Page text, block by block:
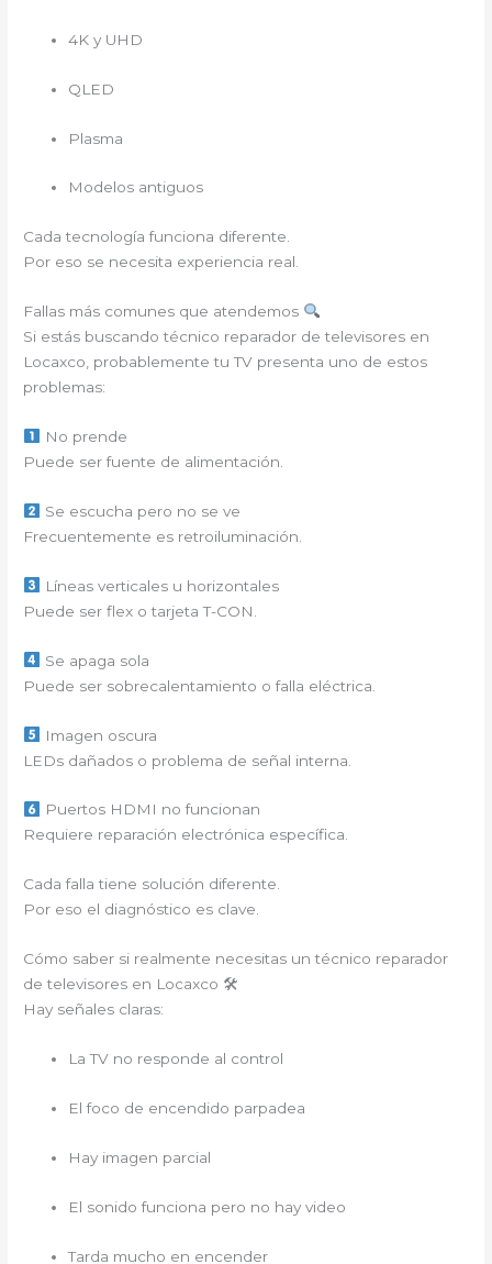
4K y UHD
QLED
Plasma
Modelos antiguos
Cada tecnología funciona diferente.
Por eso se necesita experiencia real.
Fallas más comunes que atendemos
Si estás buscando técnico reparador de televisores en
Locaxco, probablemente tu TV presenta uno de estos
problemas:
No prende
Puede ser fuente de alimentación.
Se escucha pero no se ve
Frecuentemente es retroiluminación.
Líneas verticales u horizontales
Puede ser flex o tarjeta T-CON.
Se apaga sola
Puede ser sobrecalentamiento o falla eléctrica.
Imagen oscura
LEDs dañados o problema de señal interna.
Puertos HDMI no funcionan
Requiere reparación electrónica específica.
Cada falla tiene solución diferente.
Por eso el diagnóstico es clave.
Cómo saber si realmente necesitas un técnico reparador
de televisores en Locaxco 🛠
Hay señales claras:
La TV no responde al control
El foco de encendido parpadea
Hay imagen parcial
El sonido funciona pero no hay video
Tarda mucho en encender